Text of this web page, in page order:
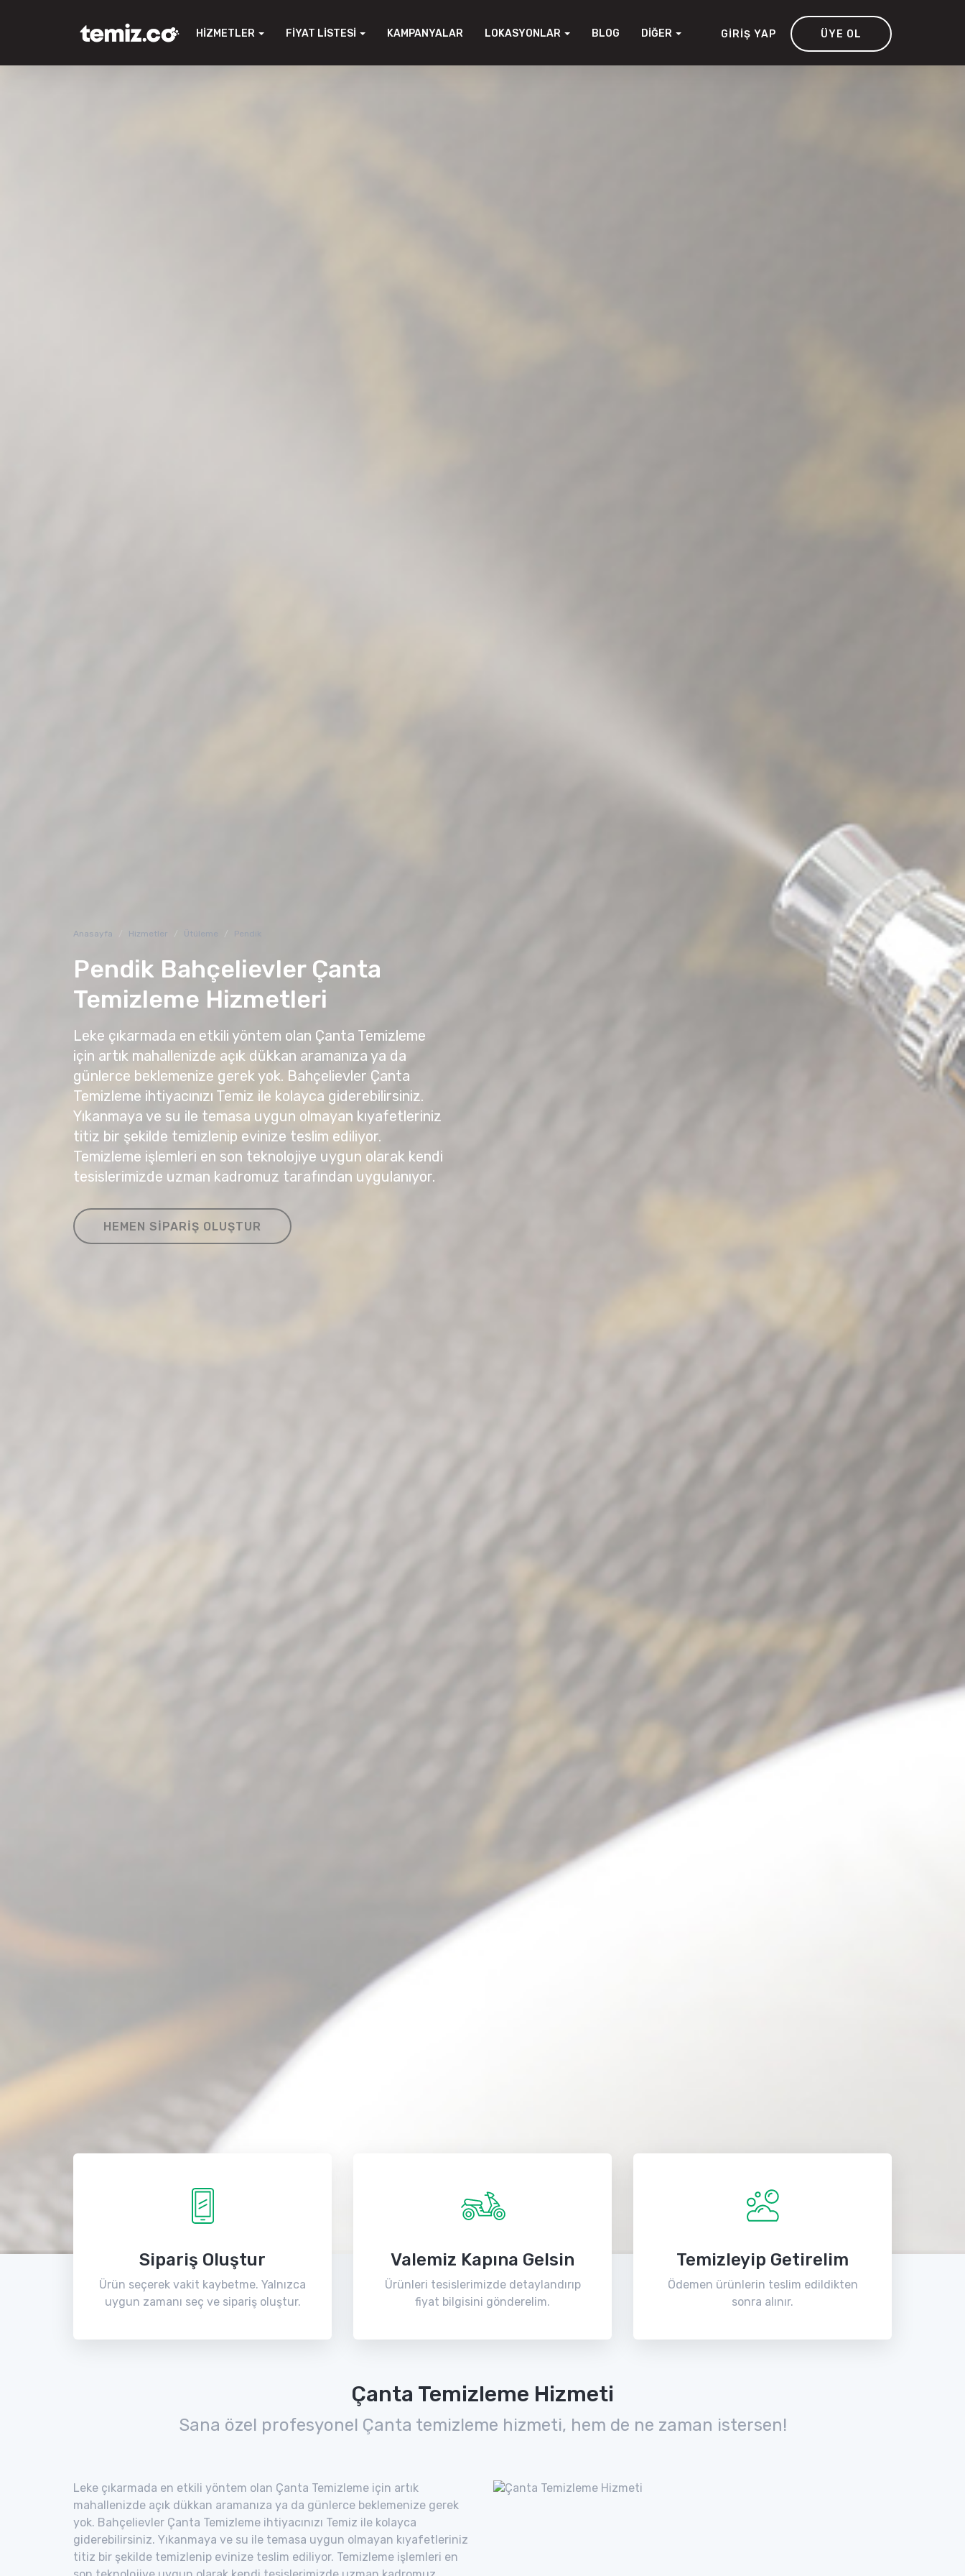
HIZMETLER FIYAT LISTESI KAMPANYALAR LOKASYONLAR BLOG DIĞER GIRIŞ YAP ÜYE OL
Anasayfa Hizmetler Ütüleme Pendik
Pendik Bahçelievler Çanta
Temizleme Hizmetleri
Leke çıkarmada en etkili yöntem olan Çanta Temizleme
için artık mahallenizde açık dükkan aramanıza ya da
günlerce beklemenize gerek yok. Bahçelievler Çanta
Temizleme ihtiyacınızı Temiz ile kolayca giderebilirsiniz.
Yıkanmaya ve su ile temasa uygun olmayan kıyafetleriniz
titiz bir şekilde temizlenip evinize teslim ediliyor.
Temizleme işlemleri en son teknolojiye uygun olarak kendi
tesislerimizde uzman kadromuz tarafından uygulanıyor.
HEMEN SIPARIŞ OLUŞTUR
Sipariş Oluştur
Ürün seçerek vakit kaybetme. Yalnızca
uygun zamanı seç ve sipariş oluştur.
Valemiz Kapına Gelsin
Ürünleri tesislerimizde detaylandırıp
fiyat bilgisini gönderelim.
Temizleyip Getirelim
Ödemen ürünlerin teslim edildikten
sonra alınır.
Çanta Temizleme Hizmeti
Sana özel profesyonel Çanta temizleme hizmeti, hem de ne zaman istersen!
Leke çıkarmada en etkili yöntem olan Çanta Temizleme için artık
mahallenizde açık dükkan aramanıza ya da günlerce beklemenize gerek
yok. Bahçelievler Çanta Temizleme ihtiyacınızı Temiz ile kolayca
giderebilirsiniz. Yıkanmaya ve su ile temasa uygun olmayan kıyafetleriniz
titiz bir şekilde temizlenip evinize teslim ediliyor. Temizleme işlemleri en